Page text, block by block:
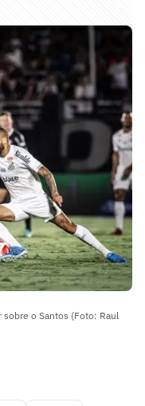
o Santos (Foto: Raul